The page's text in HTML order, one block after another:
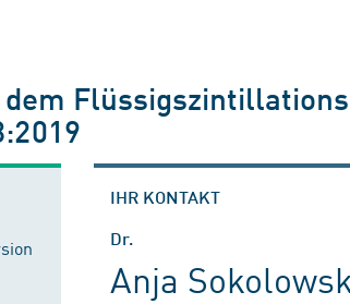
IHR KONTAKT
Dr.
Anja